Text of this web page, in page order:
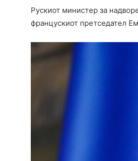
Рускиот министер за
францускиот претседател